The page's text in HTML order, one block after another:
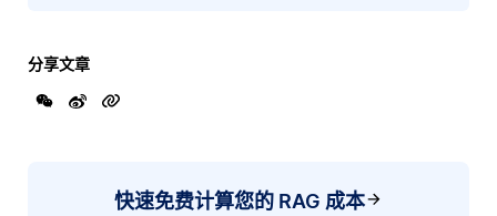
分享文章
快速免费计算您的 RAG 成本